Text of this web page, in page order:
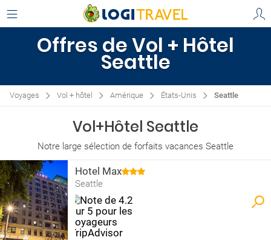
Offres de Vol + Hôtel
Seattle
Voyages Vol + hôtel Amérique États-Unis Seattle
Vol+Hôtel Seattle
Notre large sélection de forfaits vacances Seattle
Hotel Max
Seattle